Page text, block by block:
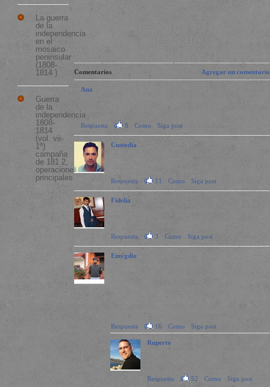
La guerra
de la
independencia
en el
mosaico
peninsular
(1808-
1814 )
Guerra
de la
independencia
1808-
1814
(vol. vii-
1º)
campaña
de 181 2,
operaciones
principales
Reseñas de libros El dos de
mayo y la guerra de la
independencia (1808-1814)
Comentarios Agregar un comentario
Ana
Respuesta 8 ·Como ·Siga post
Custodia
Respuesta 11 ·Como Siga post
Fidelia
De sucediendo en un libro que nunca ha oído hablar,
leerlo, y absolutamente encanta.
Respuesta 3 ·Como Siga post
Emygdio
boton descargar y completar una oferta para iniciar la
descarga del libro electronico. Si hay una encuesta solo
se tarda 5 minutos, trate de cualquiera de los
reconocimientos que funciona para usted.
Respuesta 16 ·Como ·Siga post
Ruperto
lol ni siquiera me lleve 5 minutos a todos!
Respuesta 52 ·Como ·Siga post